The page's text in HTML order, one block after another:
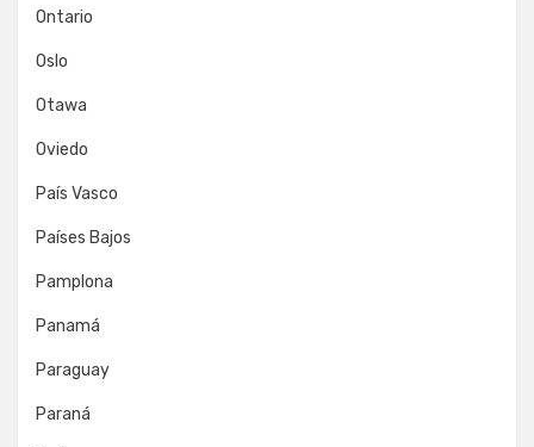
Ontario
Oslo
Otawa
Oviedo
País Vasco
Países Bajos
Pamplona
Panamá
Paraguay
Paraná